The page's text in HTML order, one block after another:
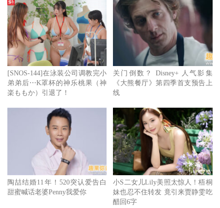
恳求自己的儿时偶像出演，除了不可能的任务系列深受观众
喜爱的角色班吉，他还演出了星际争霸战系列以及客串了星
际大战系列，赛门显然找到了工作与生活的平衡。
2009 年他推出了一本自传书籍《Nerd Do Well》，不过现在
回去看，这本书的书名似乎已经不适用，我已经老到大家已
经会误以为我还更年轻的年纪了，我不认为我还是当初那个
更喜欢看《继承之战》而不是科幻片。赛门说。
[SNOS-144]在泳装公司调教完小
弟弟后⋯K罩杯的神乐桃果（神
楽ももか）引退了！
关门倒数？ Disney+ 人气影集
《大熊餐厅》第四季首支预告上
线
陶喆结婚11年！520突认爱告白
甜蜜喊话老婆Penny我爱你
小S二女儿Lily美照太惊人！梧桐
妹也忍不住转发 竟引来贾静雯吃
醋回6字